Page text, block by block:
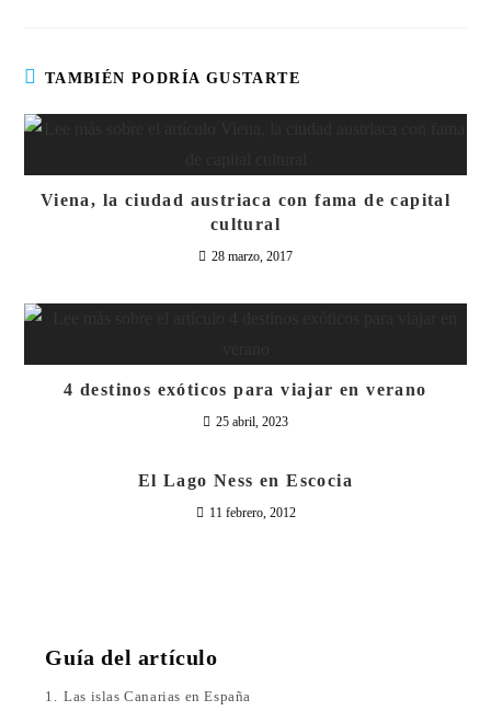
TAMBIÉN PODRÍA GUSTARTE
Viena, la ciudad austriaca con fama de capital
cultural
28 marzo, 2017
4 destinos exóticos para viajar en verano
25 abril, 2023
El Lago Ness en Escocia
11 febrero, 2012
Guía del artículo
1. Las islas Canarias en España